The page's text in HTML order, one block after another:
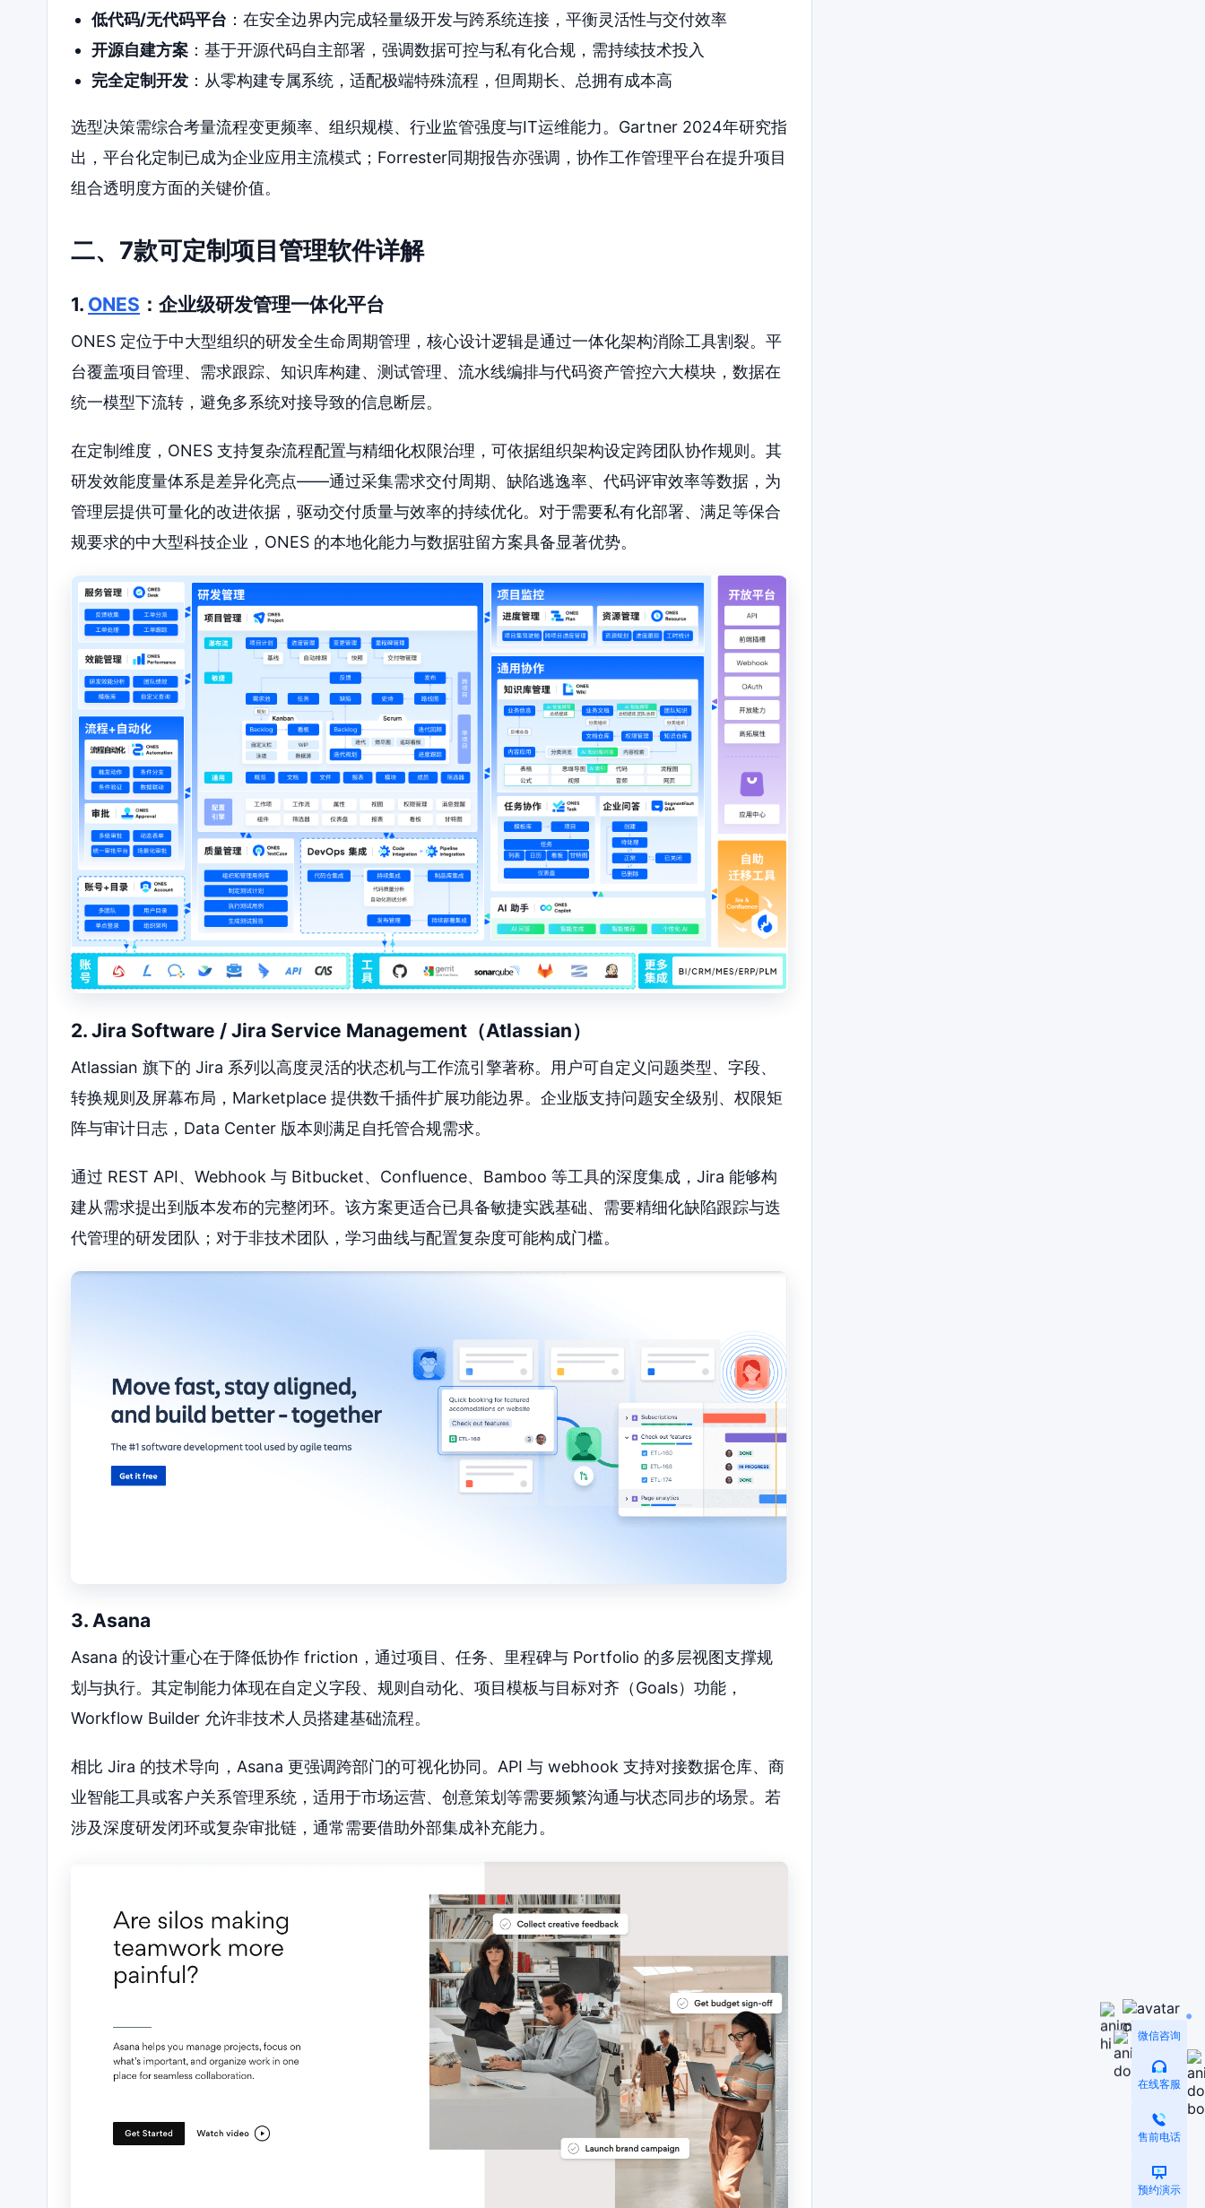
低代码/无代码平台 ：在安全边界内完成轻量级开发与跨系统连接，平衡灵活性与交付效率
开源自建方案：基于开源代码自主部署，强调数据可控与私有化合规，需持续技术投入
完全定制开发：从零构建专属系统，适配极端特殊流程，但周期长、总拥有成本高
选型决策需综合考量流程变更频率、组织规模、行业监管强度与IT运维能力。Gartner 2024年研究指
出，平台化定制已成为企业应用主流模式；Forrester同期报告亦强调，协作工作管理平台在提升项目
组合透明度方面的关键价值。
二、7款可定制项目管理软件详解
1. ONES ：企业级研发管理一体化平台
ONES 定位于中大型组织的研发全生命周期管理，核心设计逻辑是通过一体化架构消除工具割裂。平
台覆盖项目管理、需求跟踪、知识库构建、测试管理、流水线编排与代码资产管控六大模块，数据在
统一模型下流转，避免多系统对接导致的信息断层。
在定制维度，ONES 支持复杂流程配置与精细化权限治理，可依据组织架构设定跨团队协作规则。其
研发效能度量体系是差异化亮点——通过采集需求交付周期、缺陷逃逸率、代码评审效率等数据，为
管理层提供可量化的改进依据，驱动交付质量与效率的持续优化。对于需要私有化部署、满足等保合
规要求的中大型科技企业，ONES 的本地化能力与数据驻留方案具备显著优势。
2. Jira Software / Jira Service Management（Atlassian）
Atlassian 旗下的 Jira 系列以高度灵活的状态机与工作流引擎著称。用户可自定义问题类型、字段、
转换规则及屏幕布局，Marketplace 提供数千插件扩展功能边界。企业版支持问题安全级别、权限矩
阵与审计日志，Data Center 版本则满足自托管合规需求。
通过 REST API、Webhook 与 Bitbucket、Confluence、Bamboo 等工具的深度集成，Jira 能够构
建从需求提出到版本发布的完整闭环。该方案更适合已具备敏捷实践基础、需要精细化缺陷跟踪与迭
代管理的研发团队；对于非技术团队，学习曲线与配置复杂度可能构成门槛。
3. Asana
Asana 的设计重心在于降低协作 friction，通过项目、任务、里程碑与 Portfolio 的多层视图支撑规
划与执行。其定制能力体现在自定义字段、规则自动化、项目模板与目标对齐（Goals）功能，
Workflow Builder 允许非技术人员搭建基础流程。
相比 Jira 的技术导向，Asana 更强调跨部门的可视化协同。API 与 webhook 支持对接数据仓库、商
业智能工具或客户关系管理系统，适用于市场运营、创意策划等需要频繁沟通与状态同步的场景。若
涉及深度研发闭环或复杂审批链，通常需要借助外部集成补充能力。
微信咨询
在线客服
售前电话
预约演示